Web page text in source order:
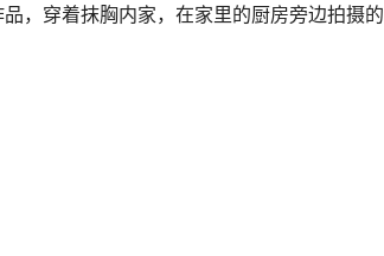
，穿着抹胸内家，在家里的厨房旁边拍摄的